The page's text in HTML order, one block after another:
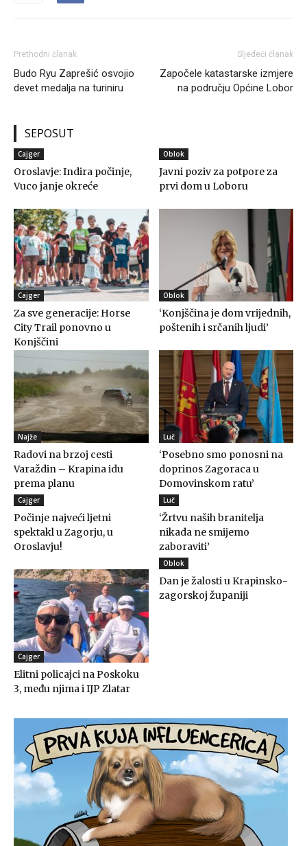
Prethodni članak
Budo Ryu Zaprešić osvojio
devet medalja na turiniru
Sljedeći članak
Započele katastarske izmjere
na području Općine Lobor
SEPOSUT
Cajger
Oroslavje: Indira počinje,
Vuco janje okreće
Oblok
Javni poziv za potpore za
prvi dom u Loboru
Cajger
Za sve generacije: Horse
City Trail ponovno u
Konjščini
Oblok
‘Konjščina je dom vrijednih,
poštenih i srčanih ljudi’
Najže
Radovi na brzoj cesti
Varaždin – Krapina idu
prema planu
Luč
‘Posebno smo ponosni na
doprinos Zagoraca u
Domovinskom ratu’
Cajger
Počinje najveći ljetni
spektakl u Zagorju, u
Oroslavju!
Luč
‘Žrtvu naših branitelja
nikada ne smijemo
zaboraviti’
Cajger
Elitni policajci na Poskoku
3, među njima i IJP Zlatar
Oblok
Dan je žalosti u Krapinsko-
zagorskoj županiji